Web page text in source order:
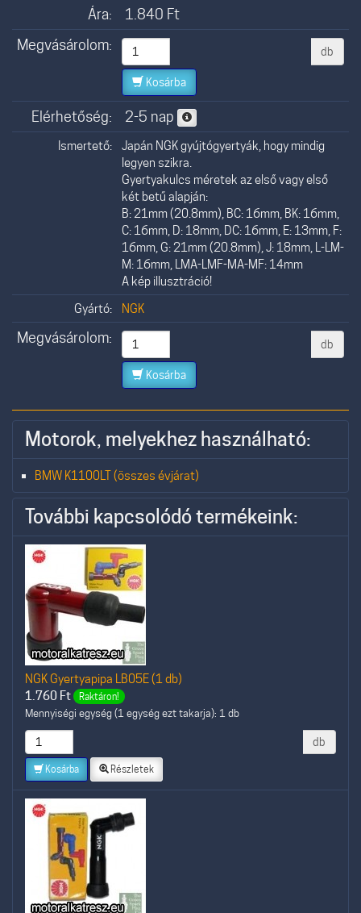
Ára: 1.840 Ft
Megvásárolom:
db
Kosárba
Elérhetőség: 2-5 nap
Ismertető:
Japán NGK gyújtógyertyák, hogy mindig
legyen szikra.
Gyertyakulcs méretek az első vagy első
két betű alapján:
B: 21mm (20.8mm), BC: 16mm, BK: 16mm,
C: 16mm, D: 18mm, DC: 16mm, E: 13mm, F:
16mm, G: 21mm (20.8mm), J: 18mm, L-LM-
M: 16mm, LMA-LMF-MA-MF: 14mm
A kép illusztráció!
Gyártó:
NGK
Megvásárolom: db
Kosárba
Motorok, melyekhez használható:
BMW K1100LT (összes évjárat)
További kapcsolódó termékeink:
NGK Gyertyapipa LB05E (1 db)
1.760 Ft Raktáron!
Mennyiségi egység (1 egység ezt takarja): 1 db
db
Kosárba Részletek